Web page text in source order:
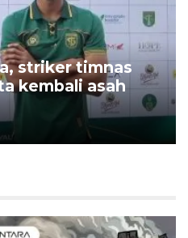
striker timnas
kembali asah